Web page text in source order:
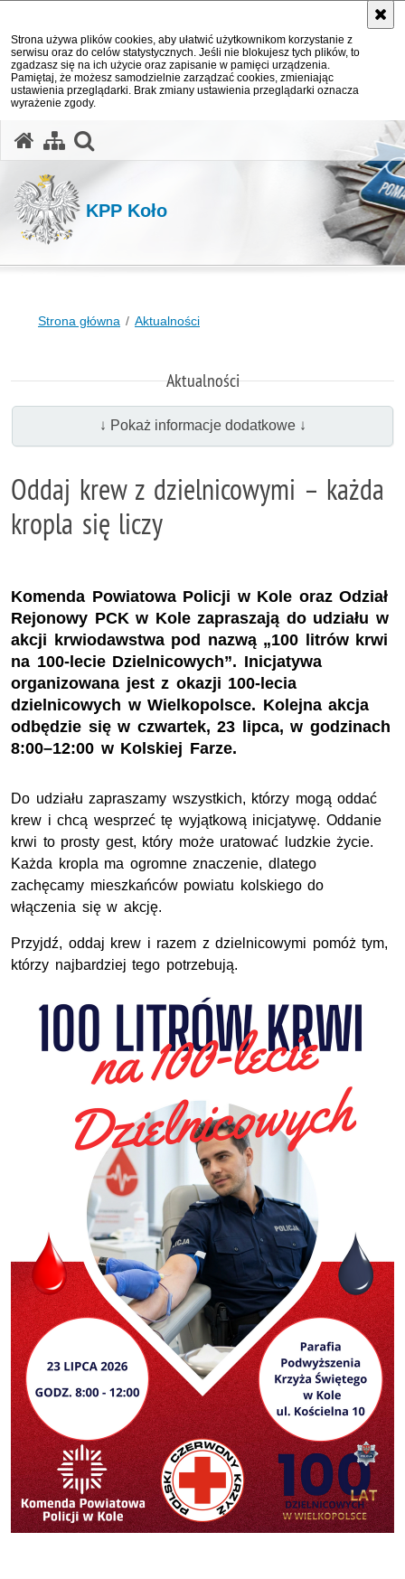
Strona używa plików cookies, aby ułatwić użytkownikom korzystanie z
serwisu oraz do celów statystycznych. Jeśli nie blokujesz tych plików, to
zgadzasz się na ich użycie oraz zapisanie w pamięci urządzenia.
Pamiętaj, że możesz samodzielnie zarządzać cookies, zmieniając
ustawienia przeglądarki. Brak zmiany ustawienia przeglądarki oznacza
wyrażenie zgody.
KPP Koło
Strona główna Aktualności
Aktualności
↓ Pokaż informacje dodatkowe ↓
Oddaj krew z dzielnicowymi – każda
kropla się liczy
Komenda Powiatowa Policji w Kole oraz Odział
Rejonowy PCK w Kole zapraszają do udziału w
akcji krwiodawstwa pod nazwą „100 litrów krwi
na 100-lecie Dzielnicowych”. Inicjatywa
organizowana jest z okazji 100-lecia
dzielnicowych w Wielkopolsce. Kolejna akcja
odbędzie się w czwartek, 23 lipca, w godzinach
8:00–12:00 w Kolskiej Farze.
Do udziału zapraszamy wszystkich, którzy mogą oddać
krew i chcą wesprzeć tę wyjątkową inicjatywę. Oddanie
krwi to prosty gest, który może uratować ludzkie życie.
Każda kropla ma ogromne znaczenie, dlatego
zachęcamy mieszkańców powiatu kolskiego do
włączenia się w akcję.
Przyjdź, oddaj krew i razem z dzielnicowymi pomóż tym,
którzy najbardziej tego potrzebują.